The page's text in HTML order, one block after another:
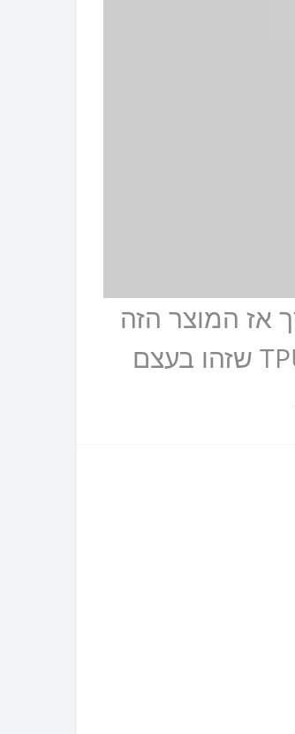
אז המוצר הזה
הוא בשבילכם, הידרוג'ל שקוף זהו בעצם חומר שניקרא בשפת התעשייה TPU שזהו בעצם